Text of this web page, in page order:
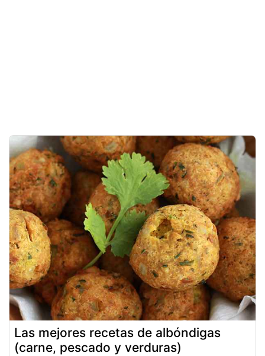
Las mejores recetas de albóndigas
(carne, pescado y verduras)